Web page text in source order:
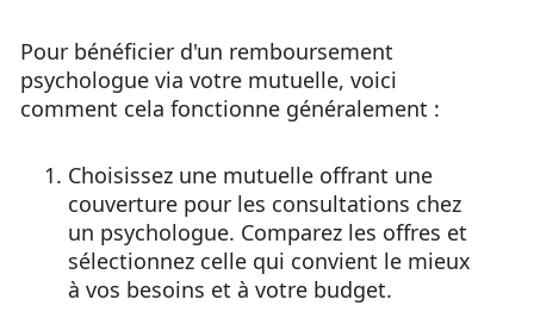
Pour bénéficier d'un remboursement
psychologue via votre mutuelle, voici
comment cela fonctionne généralement :
Choisissez une mutuelle offrant une
couverture pour les consultations chez
un psychologue. Comparez les offres et
sélectionnez celle qui convient le mieux
à vos besoins et à votre budget.